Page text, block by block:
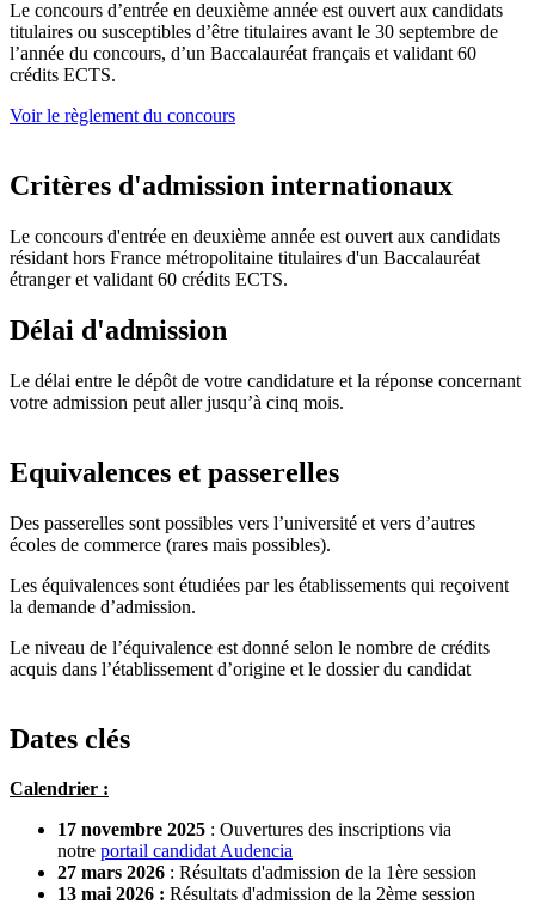
Le concours d’entrée en deuxième année est ouvert aux candidats
titulaires ou susceptibles d’être titulaires avant le 30 septembre de
l’année du concours, d’un Baccalauréat français et validant 60
crédits ECTS.
Voir le règlement du concours
Critères d'admission internationaux
Le concours d'entrée en deuxième année est ouvert aux candidats
résidant hors France métropolitaine titulaires d'un Baccalauréat
étranger et validant 60 crédits ECTS.
Délai d'admission
Le délai entre le dépôt de votre candidature et la réponse concernant
votre admission peut aller jusqu’à cinq mois.
Equivalences et passerelles
Des passerelles sont possibles vers l’université et vers d’autres
écoles de commerce (rares mais possibles).
Les équivalences sont étudiées par les établissements qui reçoivent
la demande d’admission.
Le niveau de l’équivalence est donné selon le nombre de crédits
acquis dans l’établissement d’origine et le dossier du candidat
Dates clés
Calendrier :
17 novembre 2025 : Ouvertures des inscriptions via
notre portail candidat Audencia
27 mars 2026 : Résultats d'admission de la 1ère session
13 mai 2026 : Résultats d'admission de la 2ème session